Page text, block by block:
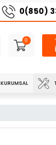
0(850)
0
KURUMSAL